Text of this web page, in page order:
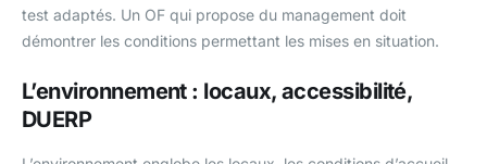
test adaptés. Un OF qui propose du management doit
démontrer les conditions permettant les mises en situation.
L’environnement : locaux, accessibilité,
DUERP